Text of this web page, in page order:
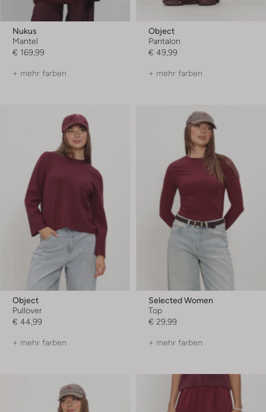
Nukus
Mantel
€ 169,99
+ mehr farben
Object
Pantalon
€ 49,99
+ mehr farben
Object
Pullover
€ 44,99
+ mehr farben
Selected Women
Top
€ 29,99
+ mehr farben